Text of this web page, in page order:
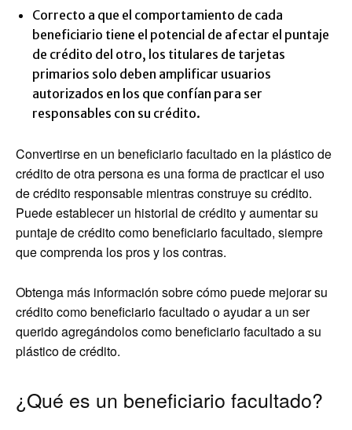
Correcto a que el comportamiento de cada
beneficiario tiene el potencial de afectar el puntaje
de crédito del otro, los titulares de tarjetas
primarios solo deben amplificar usuarios
autorizados en los que confían para ser
responsables con su crédito.
Convertirse en un beneficiario facultado en la plástico de
crédito de otra persona es una forma de practicar el uso
de crédito responsable mientras construye su crédito.
Puede establecer un historial de crédito y aumentar su
puntaje de crédito como beneficiario facultado, siempre
que comprenda los pros y los contras.
Obtenga más información sobre cómo puede mejorar su
crédito como beneficiario facultado o ayudar a un ser
querido agregándolos como beneficiario facultado a su
plástico de crédito.
¿Qué es un beneficiario facultado?